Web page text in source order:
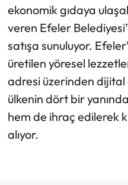
ekonomik gıdaya
veren Efeler
satışa sunuluyor.
üretilen yöresel
adresi üzerinden dijital
ülkenin dört bir
hem de ihraç edilerek
alıyor.